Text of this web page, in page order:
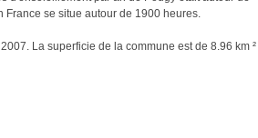
se situe autour de 1900 heures.
La superficie de la commune est de 8.96 km ²